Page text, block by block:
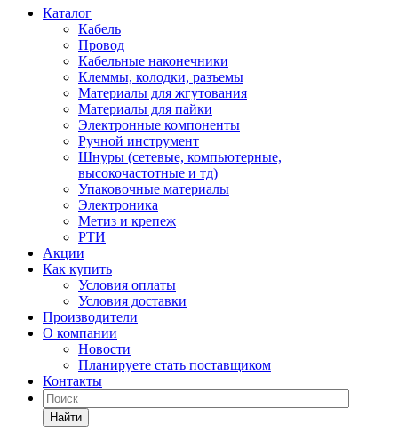
Каталог
Кабель
Провод
Кабельные наконечники
Клеммы, колодки, разъемы
Материалы для жгутования
Материалы для пайки
Электронные компоненты
Ручной инструмент
Шнуры (сетевые, компьютерные,
высокочастотные и тд)
Упаковочные материалы
Электроника
Метиз и крепеж
РТИ
Акции
Как купить
Условия оплаты
Условия доставки
Производители
О компании
Новости
Планируете стать поставщиком
Контакты
Найти